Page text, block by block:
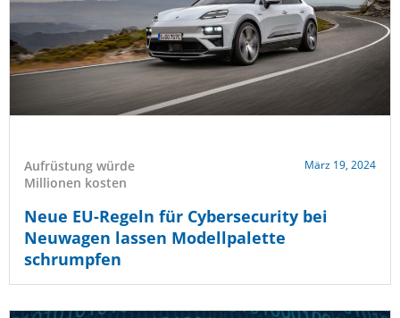
Aufrüstung würde
Millionen kosten
März 19, 2024
Neue EU-Regeln für Cybersecurity bei
Neuwagen lassen Modellpalette
schrumpfen